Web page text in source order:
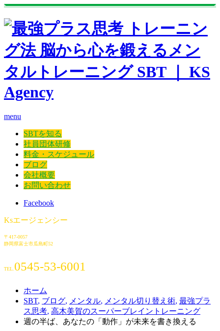
menu
SBTを知る
社員団体研修
料金・スケジュール
ブログ
会社概要
お問い合わせ
Facebook
Ksエージェンシー
〒417-0057
静岡県富士市瓜島町52
TEL. 0545-53-6001
ホーム
SBT, ブログ, メンタル, メンタル切り替え術, 最強プラ
ス思考, 高木美賀のスーパーブレイントレーニング
週の半ば、あなたの「動作」が未来を書き換える